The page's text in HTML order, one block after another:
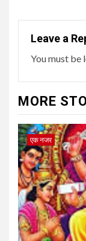
Leave a
You must be
MORE
एक नजर